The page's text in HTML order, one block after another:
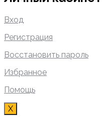
Вход
Регистрация
Восстановить пароль
Избранное
Помощь
X